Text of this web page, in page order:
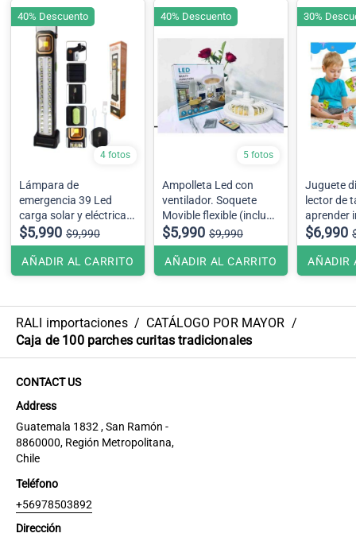
4 fotos
Lámpara de
emergencia 39 Led
carga solar y eléctrica
30 Wts
$5,990 $9,990
AÑADIR AL CARRITO
40% Descuento
5 fotos
Ampolleta Led con
ventilador. Soquete
Movible flexible (incluye
control remoto)
$5,990 $9,990
AÑADIR AL CARRITO
40% Descuento
Juguete
lector de
aprender
$6,990
AÑADIR
30%
RALI importaciones / CATÁLOGO POR MAYOR /
Caja de 100 parches curitas tradicionales
CONTACT US
Address
Guatemala 1832 , San Ramón -
8860000, Región Metropolitana,
Chile
Teléfono
+56978503892
Dirección